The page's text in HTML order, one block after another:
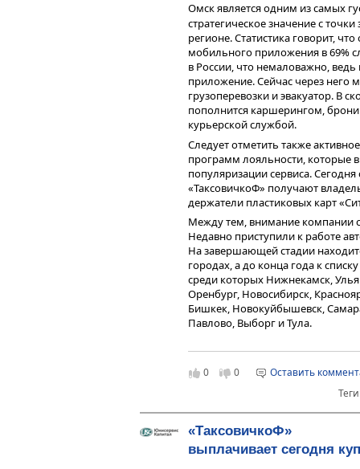
Омск является одним из самых
стратегическое значение с
регионе. Статистика говорит,
мобильного приложения в 69%
в России, что немаловажно,
приложение. Сейчас через него
грузоперевозки и эвакуатор. В
пополнится каршерингом,
курьерской службой.
Следует отметить также
программ лояльности, которые
популяризации сервиса.
«ТаксовичкоФ» получают
держатели пластиковых карт
Между тем, внимание компании
Недавно приступили к работе
На завершающей стадии
городах, а до конца года к
среди которых Нижнекамск,
Оренбург, Новосибирск,
Бишкек, Новокуйбышевск,
Павлово, Выборг и Тула.
амбициозных конкурентов,
млн в сутки по России и до 2
0 0
Оставить
«ТаксовичкоФ»
выплачивает сегодня